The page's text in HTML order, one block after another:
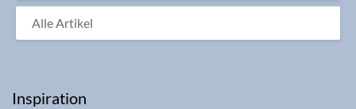
Alle Artikel
Inspiration